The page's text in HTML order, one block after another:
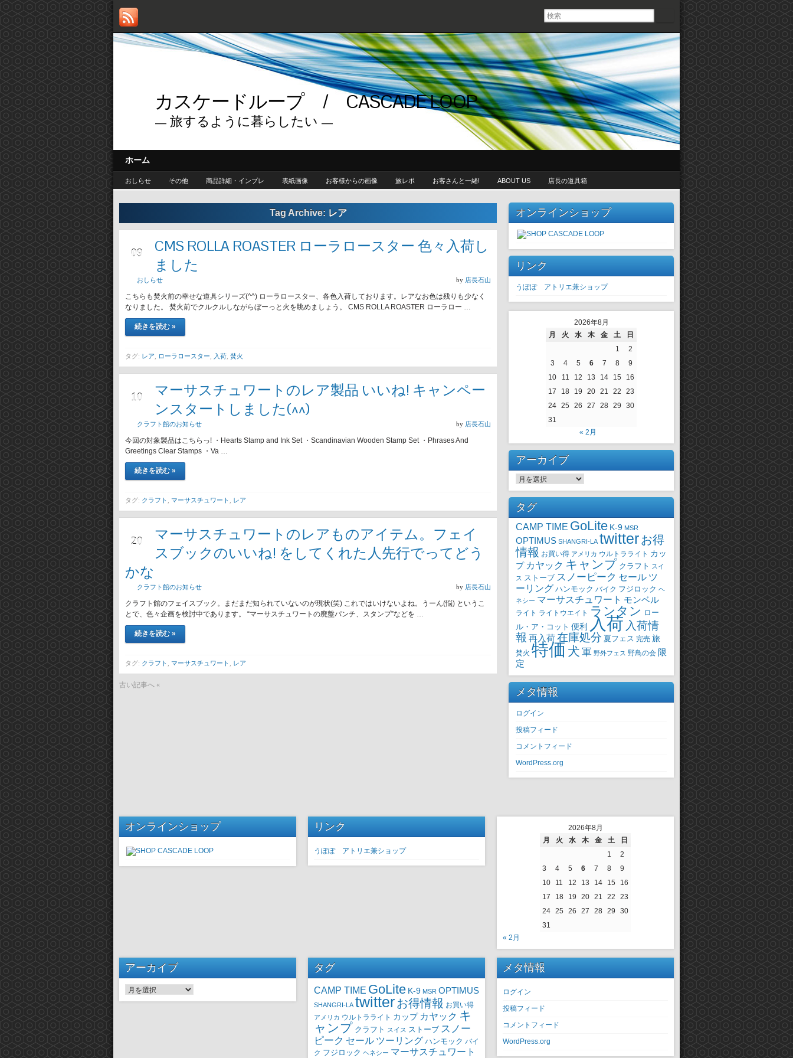
カスケードループ / CASCADE LOOP
— 旅するように暮らしたい —
ホーム
おしらせ その他 商品詳細・インプレ 表紙画像 お客様からの画像 旅レポ お客さんと一緒! ABOUT US 店長の道具箱
Tag Archive: レア
09
CMS ROLLA ROASTER ローラロースター 色々入荷し
ました
おしらせ by 店長石山
こちらも焚火前の幸せな道具シリーズ(^^) ローラロースター、各色入荷しております。レアなお色は残りも少なく
なりました。 焚火前でクルクルしながらぼーっと火を眺めましょう。 CMS ROLLA ROASTER ローラロー …
続きを読む »
タグ: レア ローラロースター 入荷 焚火
10
マーサスチュワートのレア製品 いいね! キャンペー
ンスタートしました(^^)
クラフト館のお知らせ by 店長石山
今回の対象製品はこちらっ! ・Hearts Stamp and Ink Set ・Scandinavian Wooden Stamp Set ・Phrases And
Greetings Clear Stamps ・Va …
続きを読む »
タグ: クラフト マーサスチュワート レア
20
マーサスチュワートのレアものアイテム。フェイ
スブックのいいね! をしてくれた人先行でってどう
かな
クラフト館のお知らせ by 店長石山
クラフト館のフェイスブック。まだまだ知られていないのが現状(笑) これではいけないよね。うーん(悩) というこ
とで、色々企画を検討中であります。 “マーサスチュワートの廃盤パンチ、スタンプ”などを …
続きを読む »
タグ: クラフト マーサスチュワート レア
古い記事へ «
オンラインショップ
リンク
うぽぽ アトリエ兼ショップ
2026年8月
月
火 水 木 金 土
日
1
2
3
4 5 6 7 8
9
10
11 12 13 14 15
16
17
18 19 20 21 22
23
24 25 26 27 28 29
30
31
« 2月
アーカイブ
アーカイブ
タグ
CAMP TIME GoLite K-9 MSR
OPTIMUS SHANGRI-LA twitter お得
情報 お買い得 アメリカ ウルトラライト カッ
プ カヤック キャンプ クラフト スイ
ス ストーブ スノーピーク セール ツ
ーリング ハンモック バイク フジロック ヘ
ネシー マーサスチュワート モンベル
ライト ライトウエイト ランタン ロー
ル・ア・コット 便利 入荷 入荷情
報 再入荷在庫処分 夏フェス 完売 旅
焚火 特価 犬 軍 野外フェス 野鳥の会 限
定
メタ情報
ログイン
投稿フィード
コメントフィード
WordPress.org
オンラインショップ リンク
うぽぽ アトリエ兼ショップ
2026年8月
月
火 水 木 金 土
日
1
2
3
4 5 6 7 8
9
10
11 12 13 14 15
16
17
18 19 20 21 22
23
24 25 26 27 28 29
30
31
« 2月
アーカイブ
アーカイブ
タグ
CAMP TIME GoLite K-9 MSR OPTIMUS
SHANGRI-LA twitter お得情報 お買い得
アメリカ ウルトラライト カップ カヤック キ
ャンプ クラフト スイス ストーブ スノー
ピーク セール ツーリング ハンモック バイ
ク フジロック ヘネシー マーサスチュワート
メタ情報
ログイン
投稿フィード
コメントフィード
WordPress.org